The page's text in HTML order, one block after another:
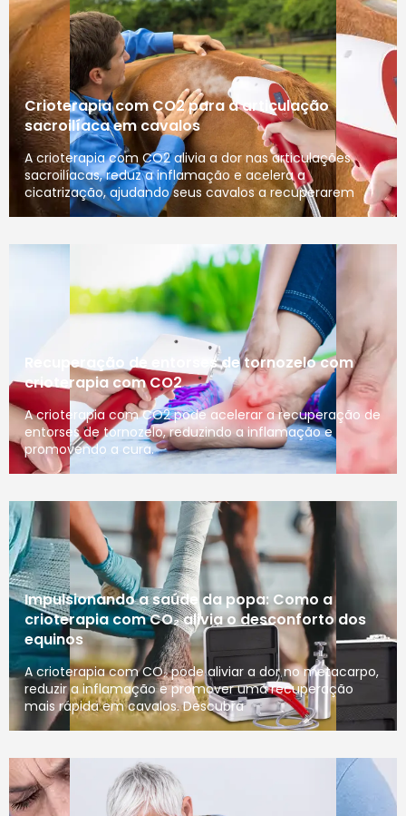
Crioterapia com CO2 para a articulação
sacroilíaca em cavalos
A crioterapia com CO2 alivia a dor nas articulações
sacroilíacas, reduz a inflamação e acelera a
cicatrização, ajudando seus cavalos a recuperarem
Recuperação de entorses de tornozelo com
crioterapia com CO2
A crioterapia com CO2 pode acelerar a recuperação de
entorses de tornozelo, reduzindo a inflamação e
promovendo a cura.
Impulsionando a saúde da popa: Como a
crioterapia com CO₂ alivia o desconforto dos
equinos
A crioterapia com CO₂ pode aliviar a dor no metacarpo,
reduzir a inflamação e promover uma recuperação
mais rápida em cavalos. Descubra